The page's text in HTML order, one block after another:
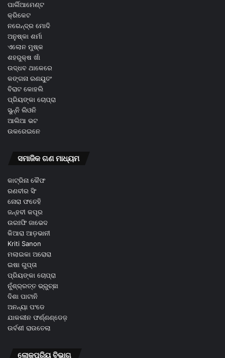
ପାର୍ଲିଆମେଣ୍ଟ
କ୍ରିକେଟ
ନରେନ୍ଦ୍ର ମୋଦି
ଅନୁଷ୍କା ଶର୍ମା
ଏଲୋନ ମୁଷ୍କ
ଶହରୁକ୍ଷ ଖାଁ
ଉଦ୍ଧବ ଥାକେରେ
କଙ୍ଗନା ରଣୟୁତଂ
ବିରାଟ କୋହଲି
ପ୍ରିୟଙ୍କା ଚୋପ୍ରା
ସୁନ୍ନି ଲିଓନି
ଆଲିଆ ଭଟ
ଉକରେଇନେ
ସମାଜିକ ଗଣ ମାଧ୍ୟମ
କାଟ୍ରିନା କୈଫ
ରଣବୀର ସିଂ
ନୋରା ଫତେହି
ଜନ୍ହବୀ କପୂର
ଉରଃଫି ଜାଭେଦ
କିଆରା ଆଡ଼ଭାନୀ
Kriti Sanon
ମଲାଇକା ଅରୋରା
ଇଷା ଗୁପ୍ତା
ପ୍ରିୟଙ୍କା ଚୋପ୍ରା
ନୁଁଶ୍ର୍ରତ୍ତ ଭ୍ରୁଚ୍ଛା
ଦିଶା ପାଟାନି
ଅନନ୍ୟା ପଂଡେ
ଯାକଲୀନ ଫର୍ଣ୍ଣଣ୍ଡେଜ଼
ଉର୍ବଶୀ ରାଉତେଲା
ଲୋକପ୍ରିୟ ବିଭାଗ